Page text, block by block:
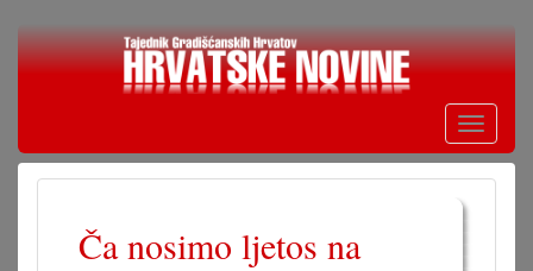
Skoči
Toggle
Ča nosimo ljetos na